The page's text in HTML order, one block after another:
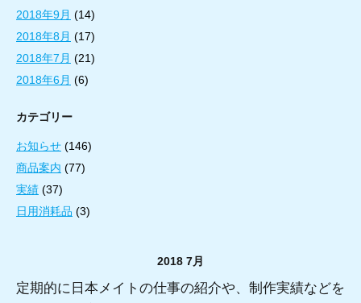
2018年9月 (14)
2018年8月 (17)
2018年7月 (21)
2018年6月 (6)
カテゴリー
お知らせ (146)
商品案内 (77)
実績 (37)
日用消耗品 (3)
2018 7月
定期的に日本メイトの仕事の紹介や、制作実績などを